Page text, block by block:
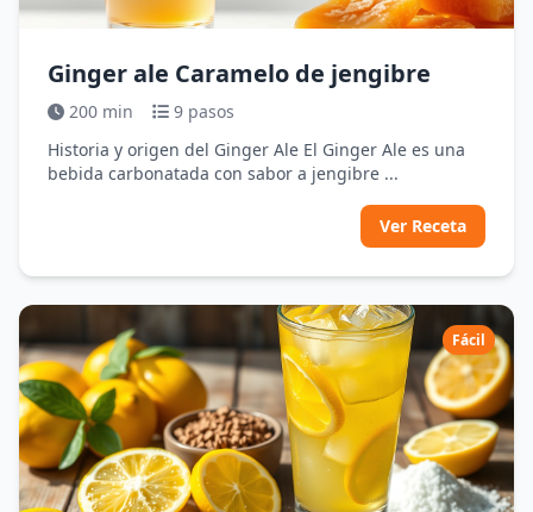
Ginger ale Caramelo de jengibre
200 min
9 pasos
Historia y origen del Ginger Ale El Ginger Ale es una
bebida carbonatada con sabor a jengibre ...
Ver Receta
Fácil